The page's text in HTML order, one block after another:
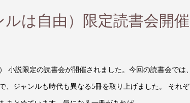
は自由）限定読書会開催
説限定の読書会が開催されました。今回の読書会では、
、ジャンルも時代も異なる5冊を取り上げました。 それぞ